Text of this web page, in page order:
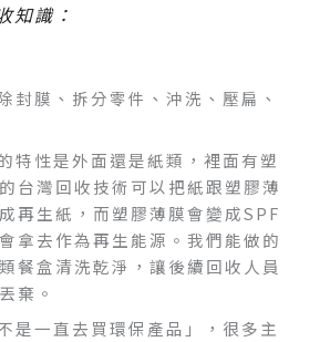
知識：
封膜、拆分零件、沖洗、壓扁、
特性是外面還是紙類，裡面有塑
台灣回收技術可以把紙跟塑膠薄
再生紙，而塑膠薄膜會變成SPF
拿去作為再生能源。我們能做的
餐盒清洗乾淨，讓後續回收人員
棄。
是一直去買環保產品」，很多主